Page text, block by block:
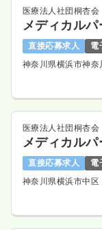
医療法人社団桐杏会
メディカル
直接応募求人
電
神奈川県横浜市神奈
医療法人社団桐杏会
メディカル
直接応募求人
電
神奈川県横浜市中区